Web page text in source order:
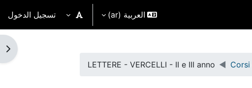
العربية ‎(ar)‎ تسجيل الدخول
Corsi
LETTERE - VERCELLI - II e III anno